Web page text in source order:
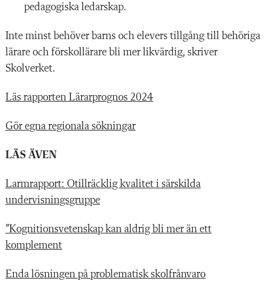
pedagogiska ledarskap.
Inte minst behöver barns och elevers tillgång till behöriga
lärare och förskollärare bli mer likvärdig, skriver
Skolverket.
Läs rapporten Lärarprognos 2024
Gör egna regionala sökningar
LÄS ÄVEN
Larmrapport: Otillräcklig kvalitet i särskilda
undervisningsgruppe
”Kognitionsvetenskap kan aldrig bli mer än ett
komplement
Enda lösningen på problematisk skolfrånvaro